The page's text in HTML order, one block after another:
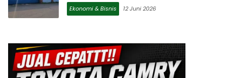
Ekonomi & Bisnis 12 Juni 2026